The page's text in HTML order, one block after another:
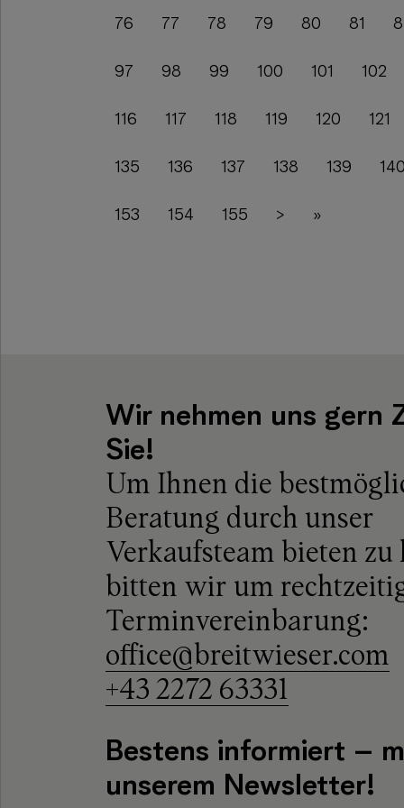
76 77 78 79 80 81
97 98 99 100 101 102
116 117 118 119 120 121
135 136 137 138 139 140
153 154 155 > »
Wir nehmen uns gern
Sie!
Um Ihnen die
Beratung durch unser
Verkaufsteam bieten zu
bitten wir um
Terminvereinbarung:
office@breitwieser.com
+43 2272 63331
Bestens informiert –
unserem Newsletter!